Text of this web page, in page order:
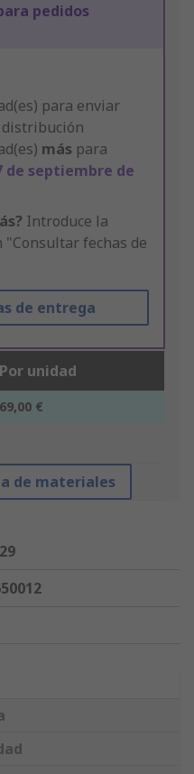
pedidos
para enviar
distribución
más para
de septiembre de
Introduce la
"Consultar fechas de
de entrega
Por unidad
69,00 €
de materiales